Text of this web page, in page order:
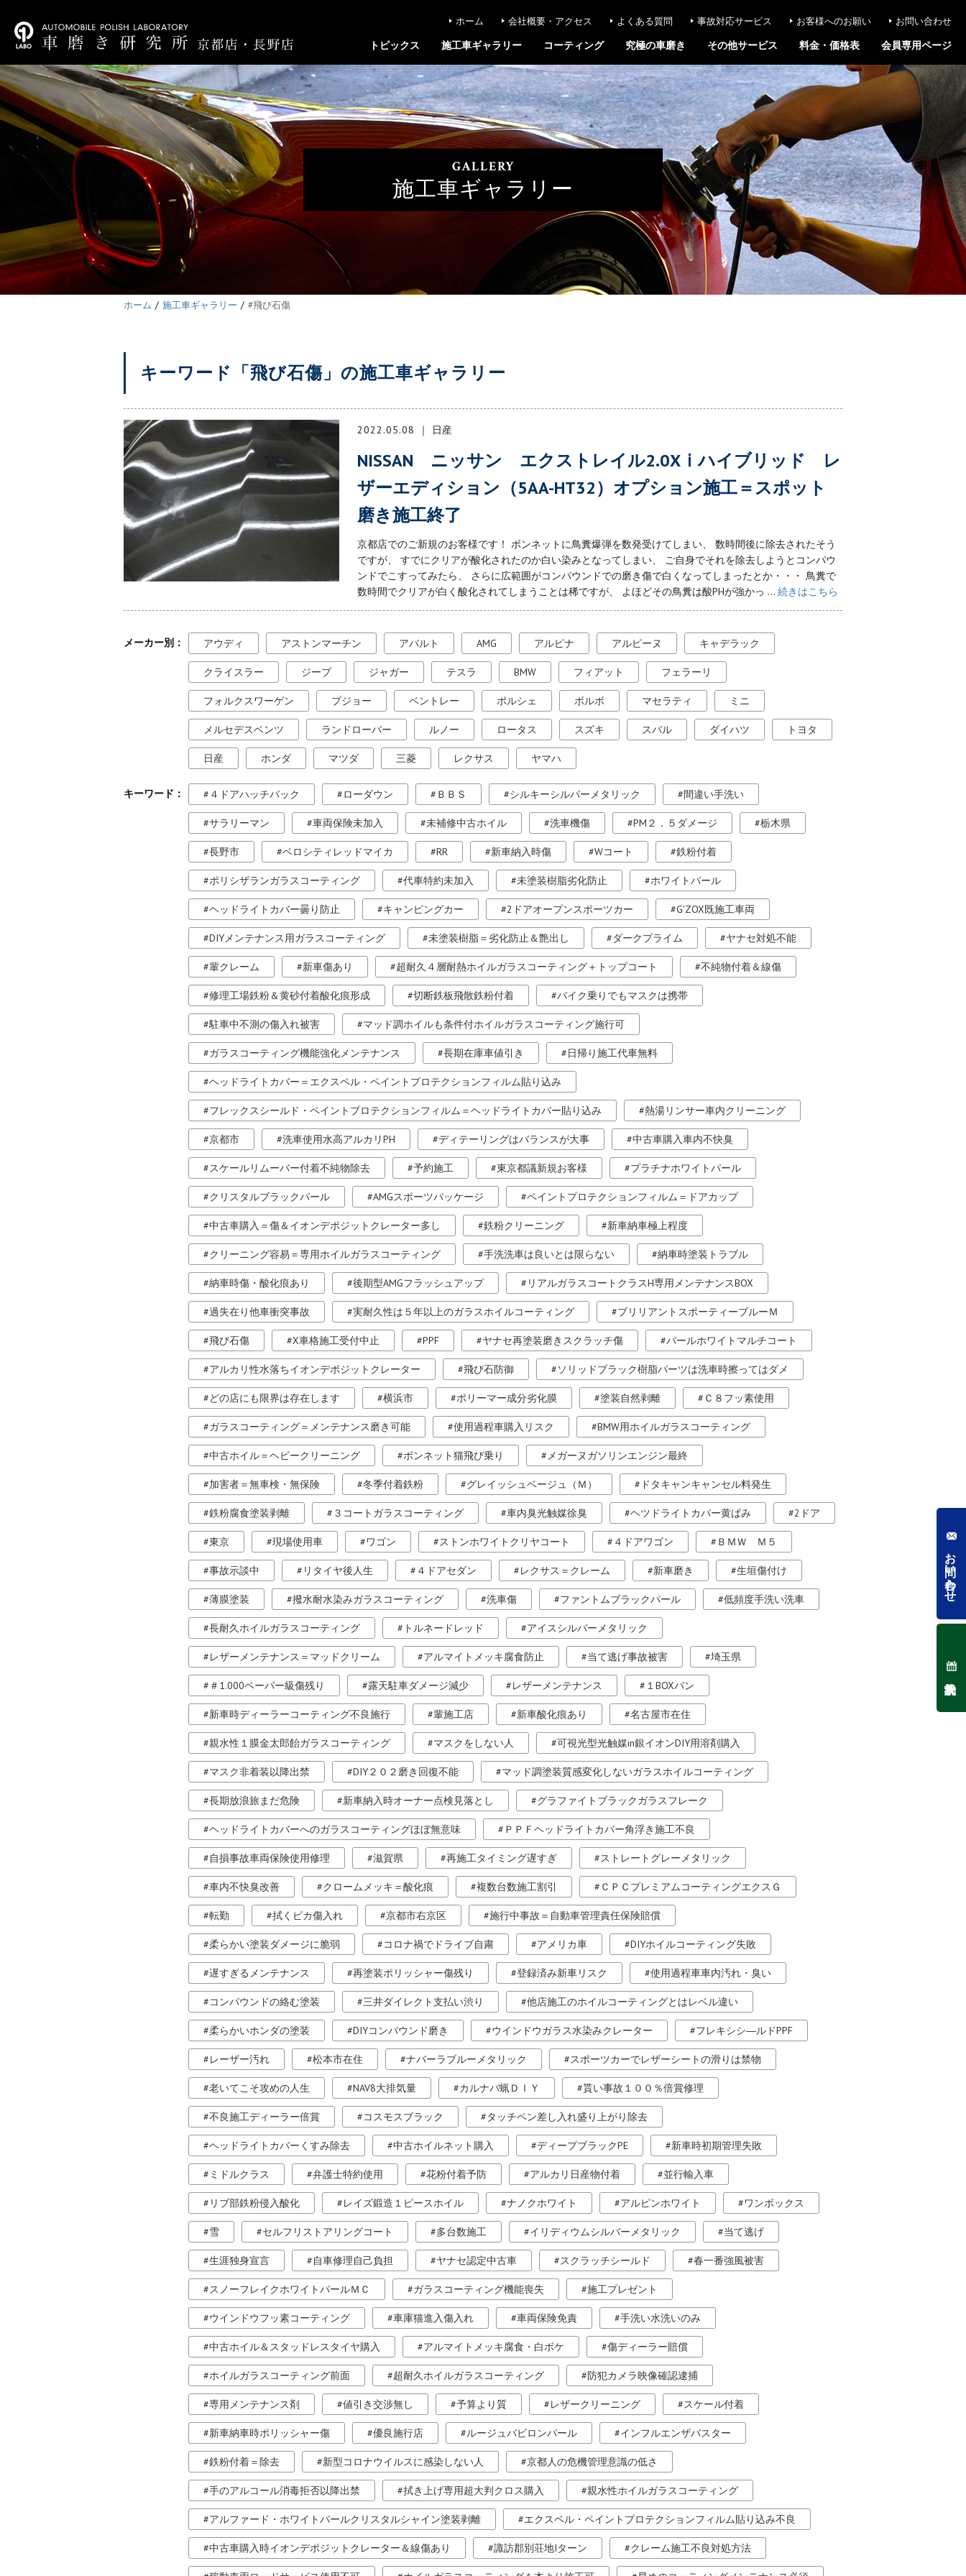
ホーム 会社概要・アクセス よくある質問 事故対応サービス お客様へのお願い お問い合わせ
トピックス 施工車ギャラリー コーティング 究極の車磨き その他サービス 料金・価格表 会員専用ページ
お問い合わせ
GALLERY
施工車ギャラリー
ホーム 施工車ギャラリー #飛び石傷
キーワード「飛び石傷」の施工車ギャラリー
2022.05.08 日産
NISSAN ニッサン エクストレイル2.0Xⅰハイブリッド レ
ザーエディション（5AA-HT32）オプション施工＝スポット
磨き施工終了
京都店でのご新規のお客様です！ ボンネットに鳥糞爆弾を数発受けてしまい、 数時間後に除去されたそう
ですが、 すでにクリアが酸化されたのか白い染みとなってしまい、 ご自身でそれを除去しようとコンパウ
ンドでこすってみたら、 さらに広範囲がコンパウンドでの磨き傷で白くなってしまったとか・・・ 鳥糞で
数時間でクリアが白く酸化されてしまうことは稀ですが、 よほどその鳥糞は酸PHが強かっ ... 続きはこちら
メーカー別 アウディ アストンマーチン アバルト AMG アルピナ アルピーヌ キャデラック
クライスラー ジープ ジャガー テスラ BMW フィアット フェラーリ
フォルクスワーゲン プジョー ベントレー ポルシェ ボルボ マセラティ ミニ
メルセデスベンツ ランドローバー ルノー ロータス スズキ スバル ダイハツ トヨタ
日産 ホンダ マツダ 三菱 レクサス ヤマハ
キーワード ４ドアハッチバック ローダウン ＢＢＳ シルキーシルバーメタリック 間違い手洗い
サラリーマン 車両保険未加入 未補修中古ホイル 洗車機傷 PM２．５ダメージ 栃木県
長野市 ベロシティレッドマイカ RR 新車納入時傷 Wコート 鉄粉付着
ポリシザランガラスコーティング 代車特約未加入 未塗装樹脂劣化防止 ホワイトパール
ヘッドライトカバー曇り防止 キャンピングカー 2ドアオープンスポーツカー G'ZOX既施工車両
DIYメンテナンス用ガラスコーティング 未塗装樹脂＝劣化防止＆艶出し ダークプライム ヤナセ対処不能
輩クレーム 新車傷あり 超耐久４層耐熱ホイルガラスコーティング＋トップコート 不純物付着＆線傷
修理工場鉄粉＆黄砂付着酸化痕形成 切断鉄板飛散鉄粉付着 バイク乗りでもマスクは携帯
駐車中不測の傷入れ被害 マッド調ホイルも条件付ホイルガラスコーティング施行可
ガラスコーティング機能強化メンテナンス 長期在庫車値引き 日帰り施工代車無料
ヘッドライトカバー＝エクスペル・ペイントプロテクションフィルム貼り込み
フレックスシールド・ペイントプロテクションフィルム＝ヘッドライトカバー貼り込み 熱湯リンサー車内クリーニング
京都市 洗車使用水高アルカリPH ディテーリングはバランスが大事 中古車購入車内不快臭
スケールリムーバー付着不純物除去 予約施工 東京都議新規お客様 プラチナホワイトパール
クリスタルブラックパール AMGスポーツパッケージ ペイントプロテクションフィルム＝ドアカップ
中古車購入＝傷＆イオンデポジットクレーター多し 鉄粉クリーニング 新車納車極上程度
クリーニング容易＝専用ホイルガラスコーティング 手洗洗車は良いとは限らない 納車時塗装トラブル
納車時傷・酸化痕あり 後期型AMGフラッシュアップ リアルガラスコートクラスH専用メンテナンスBOX
過失在り他車衝突事故 実耐久性は５年以上のガラスホイルコーティング ブリリアントスポーティーブルーＭ
飛び石傷 X車格施工受付中止 PPF ヤナセ再塗装磨きスクラッチ傷 パールホワイトマルチコート
アルカリ性水落ちイオンデポジットクレーター 飛び石防御 ソリッドブラック樹脂パーツは洗車時擦ってはダメ
どの店にも限界は存在します 横浜市 ポリーマー成分劣化膜 塗装自然剥離 Ｃ８フッ素使用
ガラスコーティング＝メンテナンス磨き可能 使用過程車購入リスク BMW用ホイルガラスコーティング
中古ホイル＝ヘビークリーニング ボンネット猫飛び乗り メガーヌガソリンエンジン最終
加害者＝無車検・無保険 冬季付着鉄粉 グレイッシュベージュ（Ｍ） ドタキャンキャンセル料発生
鉄粉腐食塗装剥離 ３コートガラスコーティング 車内臭光触媒徐臭 ヘツドライトカバー黄ばみ 2ドア
東京 現場使用車 ワゴン ストンホワイトクリヤコート ４ドアワゴン ＢＭＷ Ｍ５
事故示談中 リタイヤ後人生 ４ドアセダン レクサス＝クレーム 新車磨き 生垣傷付け
薄膜塗装 撥水耐水染みガラスコーティング 洗車傷 ファントムブラックパール 低頻度手洗い洗車
長耐久ホイルガラスコーティング トルネードレッド アイスシルバーメタリック
レザーメンテナンス＝マッドクリーム アルマイトメッキ腐食防止 当て逃げ事故被害 埼玉県
＃1.000ペーパー級傷残り 露天駐車ダメージ減少 レザーメンテナンス １BOXバン
新車時ディーラーコーティング不良施行 輩施工店 新車酸化痕あり 名古屋市在住
親水性１膜金太郎飴ガラスコーティング マスクをしない人 可視光型光触媒in銀イオンDIY用溶剤購入
マスク非着装以降出禁 DIY２０２磨き回復不能 マッド調塗装質感変化しないガラスホイルコーティング
長期放浪旅まだ危険 新車納入時オーナー点検見落とし グラファイトブラックガラスフレーク
ヘッドライトカバーへのガラスコーティングほぼ無意味 ＰＰＦヘッドライトカバー角浮き施工不良
自損事故車両保険使用修理 滋賀県 再施工タイミング遅すぎ ストレートグレーメタリック
車内不快臭改善 クロームメッキ＝酸化痕 複数台数施工割引 ＣＰＣプレミアムコーティングエクスＧ
転勤 拭くピカ傷入れ 京都市右京区 施行中事故＝自動車管理責任保険賠償
柔らかい塗装ダメージに脆弱 コロナ禍でドライブ自粛 アメリカ車 DIYホイルコーティング失敗
遅すぎるメンテナンス 再塗装ポリッシャー傷残り 登録済み新車リスク 使用過程車車内汚れ・臭い
コンパウンドの絡む塗装 三井ダイレクト支払い渋り 他店施工のホイルコーティングとはレベル違い
柔らかいホンダの塗装 DIYコンパウンド磨き ウインドウガラス水染みクレーター フレキシシ―ルドPPF
レーザー汚れ 松本市在住 ナバーラブルーメタリック スポーツカーでレザーシートの滑りは禁物
老いてこそ攻めの人生 NAV8大排気量 カルナバ蝋ＤＩＹ 貰い事故１００％倍賞修理
不良施工ディーラー倍賞 コスモスブラック タッチペン差し入れ盛り上がり除去
ヘッドライトカバーくすみ除去 中古ホイルネット購入 ディープブラックPE 新車時初期管理失敗
ミドルクラス 弁護士特約使用 花粉付着予防 アルカリ日産物付着 並行輸入車
リブ部鉄粉侵入酸化 レイズ鍛造１ピースホイル ナノクホワイト アルピンホワイト ワンボックス
雪 セルフリストアリングコート 多台数施工 イリディウムシルバーメタリック 当て逃げ
生涯独身宣言 自車修理自己負担 ヤナセ認定中古車 スクラッチシールド 春一番強風被害
スノーフレイクホワイトパールＭＣ ガラスコーティング機能喪失 施工プレゼント
ウインドウフッ素コーティング 車庫猫進入傷入れ 車両保険免責 手洗い水洗いのみ
中古ホイル＆スタッドレスタイヤ購入 アルマイトメッキ腐食・白ボケ 傷ディーラー賠償
ホイルガラスコーティング前面 超耐久ホイルガラスコーティング 防犯カメラ映像確認逮捕
専用メンテナンス剤 値引き交渉無し 予算より質 レザークリーニング スケール付着
新車納車時ポリッシャー傷 優良施行店 ルージュバビロンパール インフルエンザバスター
鉄粉付着＝除去 新型コロナウイルスに感染しない人 京都人の危機管理意識の低さ
手のアルコール消毒拒否以降出禁 拭き上げ専用超大判クロス購入 親水性ホイルガラスコーティング
アルファード・ホワイトパールクリスタルシャイン塗装剥離 エクスペル・ペイントプロテクションフィルム貼り込み不良
中古車購入時イオンデポジットクレーター＆線傷あり 諏訪郡別荘地Iターン クレーム施工不良対処方法